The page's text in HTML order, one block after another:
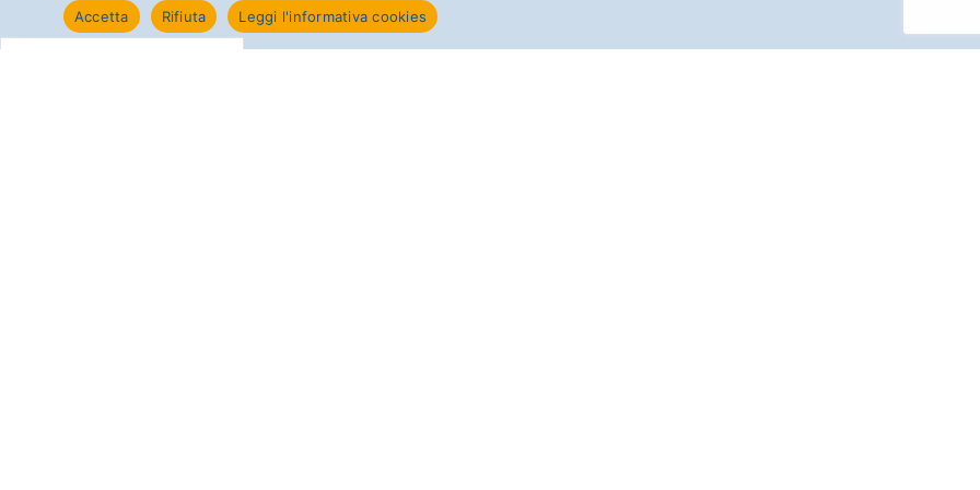
Accetta
Rifiuta Leggi l'informativa cookies